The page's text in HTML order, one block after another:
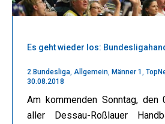
Es geht wieder los:
2.Bundesliga, Allgemein, Männer 1,
30.08.2018
Am kommenden Sonntag, den
aller Dessau-Roßlauer